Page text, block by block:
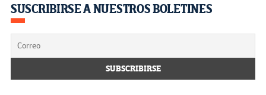
SUSCRIBIRSE A NUESTROS BOLETINES